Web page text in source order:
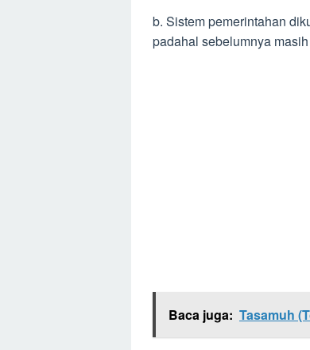
b. Sistem pemerintahan
padahal sebelumnya
Baca juga: Tasamuh